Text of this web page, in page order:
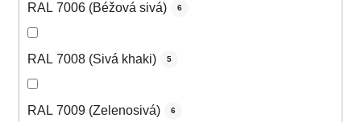
RAL 7006 (Béžová sivá) 6
RAL 7008 (Sivá khaki) 5
RAL 7009 (Zelenosivá) 6